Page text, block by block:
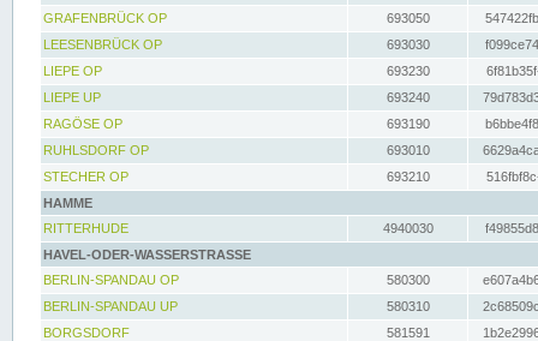
GRAFENBRÜCK OP
693050
LEESENBRÜCK OP
693030
LIEPE OP
693230
LIEPE UP
693240
RAGÖSE OP
693190
RUHLSDORF OP
693010
STECHER OP
693210
HAMME
RITTERHUDE
4940030
HAVEL-ODER-WASSERSTRASSE
BERLIN-SPANDAU OP
580300
BERLIN-SPANDAU UP
580310
BORGSDORF
581591